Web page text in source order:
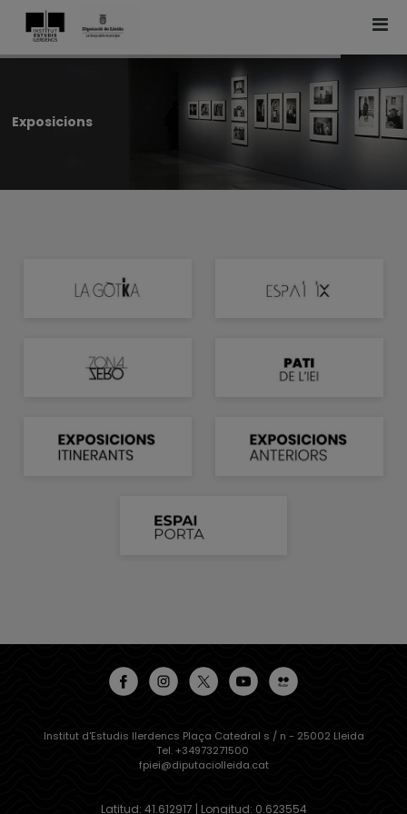
Exposicions
Institut d'Estudis Ilerdencs Plaça Catedral s / n - 25002 Lleida
Tel. +34973271500
fpiei@diputaciolleida.cat
Latitud: 41.612917 | Longitud: 0.623554